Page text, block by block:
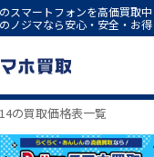
スマートフォンを高価買取
のノジマなら安心・安全・お得
の買取価格表一覧